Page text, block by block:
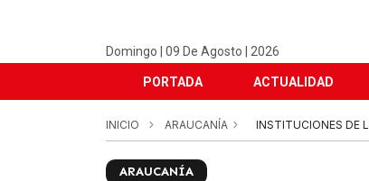
Domingo | 09 De Agosto | 2026
PORTADA ACTUALIDAD
INICIO ARAUCANÍA INSTITUCIONES DE
ARAUCANÍA